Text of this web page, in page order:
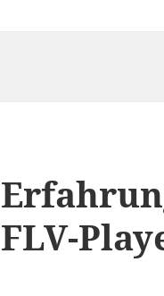
FLV-